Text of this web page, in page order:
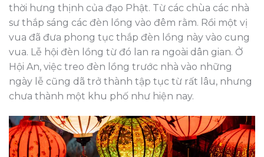
thời hưng thịnh của đạo Phật. Từ các chùa các nhà
sư thắp sáng các đèn lồng vào đêm rằm. Rồi một vị
vua đã đưa phong tục thắp đèn lồng này vào cung
vua. Lễ hội đèn lồng từ đó lan ra ngoài dân gian. Ở
Hội An, việc treo đèn lồng trước nhà vào những
ngày lễ cũng dã trở thành tập tục từ rất lâu, nhưng
chưa thành một khu phố như hiện nay.